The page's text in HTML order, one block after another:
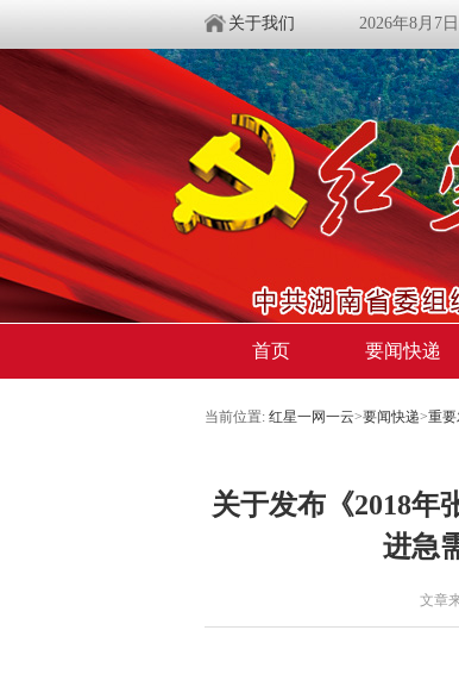
关于我们 2026年8月7
首页 要闻快递
当前位置: 红星一网一云>要闻快递>重
关于发布《2018年
进急
文章